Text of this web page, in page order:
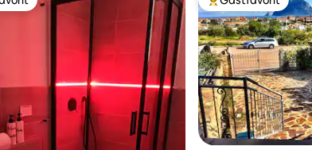
Populär gästfavorit